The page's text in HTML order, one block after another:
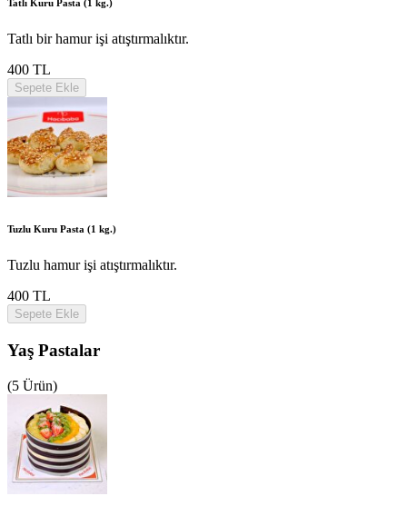
Tatlı Kuru Pasta (1 kg.)
Tatlı bir hamur işi atıştırmalıktır.
400 TL
Sepete Ekle
Tuzlu Kuru Pasta (1 kg.)
Tuzlu hamur işi atıştırmalıktır.
400 TL
Sepete Ekle
Yaş Pastalar
(5 Ürün)